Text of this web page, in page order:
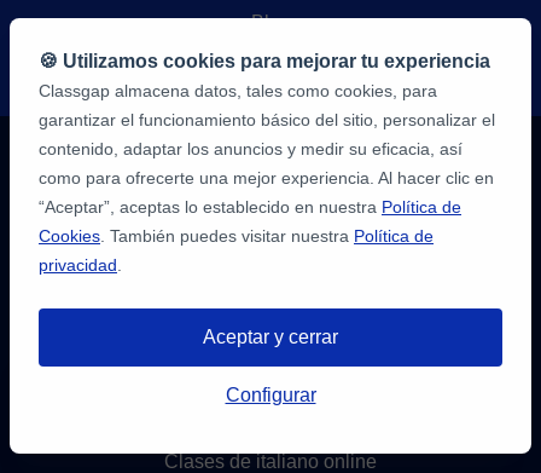
min. para encontrar profesor.
Blog
Mapa del sitio
Clases de inglés online
Clases de francés online
Clases de alemán online
Clases de italiano online
🍪 Utilizamos cookies para mejorar tu experiencia
Classgap almacena datos, tales como cookies, para
garantizar el funcionamiento básico del sitio, personalizar el
contenido, adaptar los anuncios y medir su eficacia, así
como para ofrecerte una mejor experiencia. Al hacer clic en
“Aceptar”, aceptas lo establecido en nuestra Política de
Cookies . También puedes visitar nuestra Política de
privacidad
Aceptar y cerrar
Configurar